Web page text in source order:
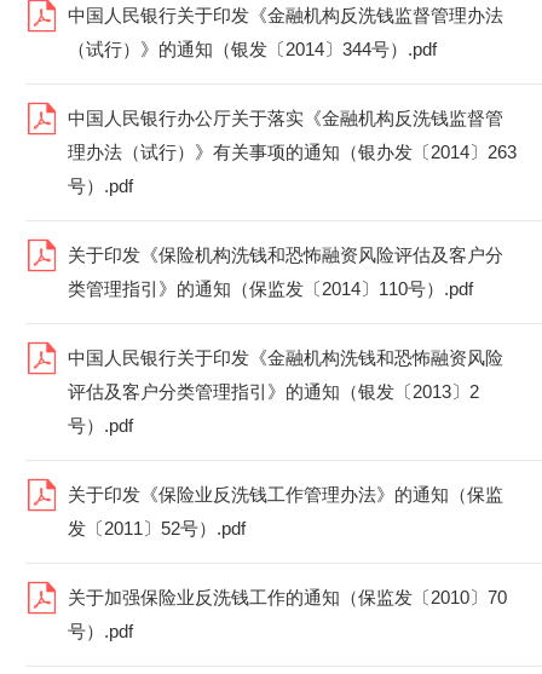
中国人民银行关于印发《金融机构反洗钱监督管理办法
（试行）》的通知（银发〔2014〕344号）.pdf
中国人民银行办公厅关于落实《金融机构反洗钱监督管
理办法（试行）》有关事项的通知（银办发〔2014〕263
号）.pdf
关于印发《保险机构洗钱和恐怖融资风险评估及客户分
类管理指引》的通知（保监发〔2014〕110号）.pdf
中国人民银行关于印发《金融机构洗钱和恐怖融资风险
评估及客户分类管理指引》的通知（银发〔2013〕2
号）.pdf
关于印发《保险业反洗钱工作管理办法》的通知（保监
发〔2011〕52号）.pdf
关于加强保险业反洗钱工作的通知（保监发〔2010〕70
号）.pdf